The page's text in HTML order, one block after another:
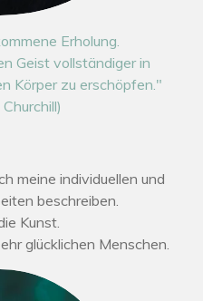
Erholung.
Geist vollständiger in
Körper zu erschöpfen."
meine individuellen und
beschreiben.
Kunst.
glücklichen Menschen.